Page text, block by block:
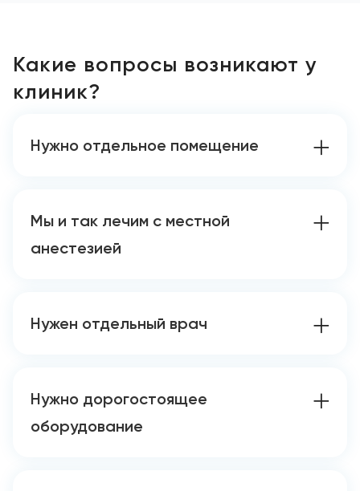
Какие вопросы возникают у
клиник?
Нужно отдельное помещение
Мы и так лечим с местной
анестезией
Нужен отдельный врач
Нужно дорогостоящее
оборудование